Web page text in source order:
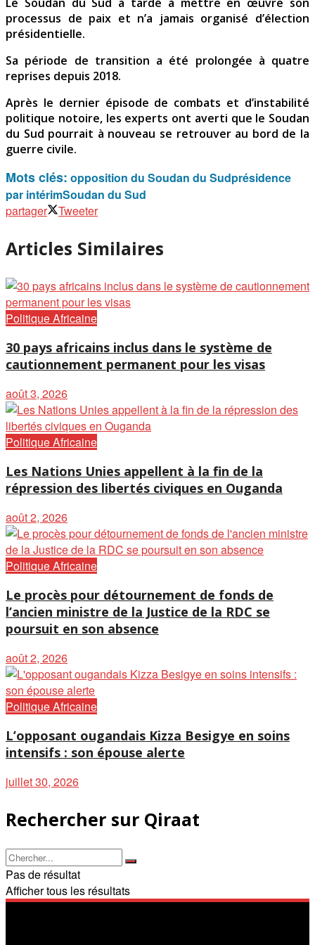
processus de paix et n’a jamais organisé d’élection
présidentielle.
Sa période de transition a été prolongée à quatre
reprises depuis 2018.
Après le dernier épisode de combats et d’instabilité
politique notoire, les experts ont averti que le Soudan
du Sud pourrait à nouveau se retrouver au bord de la
guerre civile.
Mots clés: opposition du Soudan du Sudprésidence
par intérimSoudan du Sud
partager
Tweeter
Articles Similaires
Politique Africaine
30 pays africains inclus dans le système de
cautionnement permanent pour les visas
août 3, 2026
Politique Africaine
Les Nations Unies appellent à la fin de la
répression des libertés civiques en Ouganda
août 2, 2026
Politique Africaine
Le procès pour détournement de fonds de
l’ancien ministre de la Justice de la RDC se
poursuit en son absence
août 2, 2026
Politique Africaine
L’opposant ougandais Kizza Besigye en soins
intensifs : son épouse alerte
juillet 30, 2026
Rechercher sur Qiraat
Pas de résultat
Afficher tous les résultats